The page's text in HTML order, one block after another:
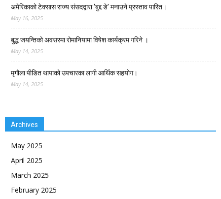
अमेरिकाको टेक्सास राज्य संसदद्वारा ‘बुद्द डे’ मनाउने प्रस्ताव पारित।
May 16, 2025
बुद्ध जयन्तिको अवसरमा रोमानियामा विषेश कार्यक्रम गरिने ।
May 14, 2025
मृगौला पीडित थापाको उपचारका लागी आर्थिक सहयोग।
May 14, 2025
Archives
May 2025
April 2025
March 2025
February 2025